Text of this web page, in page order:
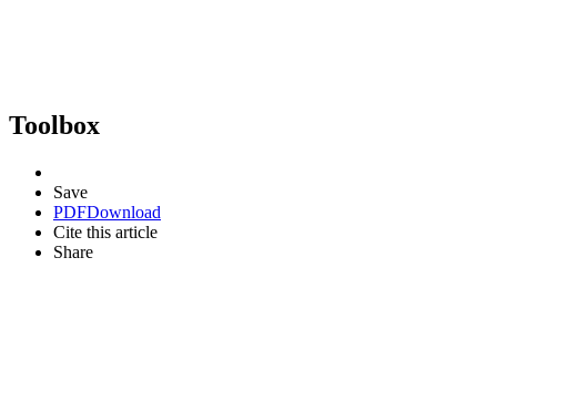
Toolbox
Save
PDFDownload
Cite this article
Share